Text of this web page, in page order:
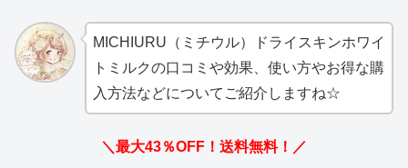
MICHIURU（ミチウル）ドライスキンホワイ
トミルクの口コミや効果、使い方やお得な購
入方法などについてご紹介しますね☆
＼最大43％OFF！送料無料！／